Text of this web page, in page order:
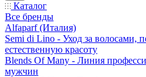
Каталог
Все бренды
Alfaparf (Италия)
Semi di Lino - Уход за волосами,
естественную красоту
Blends Of Many - Линия
мужчин